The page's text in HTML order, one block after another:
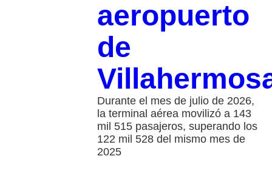
aeropuerto
de
Durante el mes de julio de 2026,
la terminal aérea movilizó a 143
mil 515 pasajeros, superando los
122 mil 528 del mismo mes de
2025